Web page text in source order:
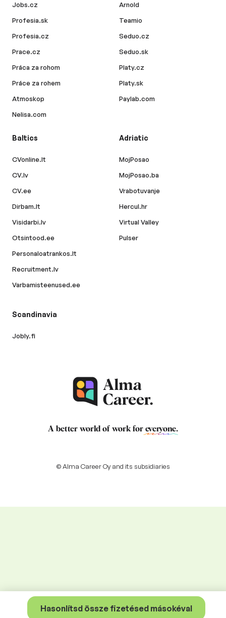
Hasonlítsd össze fizetésed másokéval
Jobs.cz
Profesia.sk
Profesia.cz
Prace.cz
Práca za rohom
Práce za rohem
Atmoskop
Nelisa.com
Arnold
Teamio
Seduo.cz
Seduo.sk
Platy.cz
Platy.sk
Paylab.com
Baltics
CVonline.lt
CV.lv
CV.ee
Dirbam.lt
Visidarbi.lv
Otsintood.ee
Personaloatrankos.lt
Recruitment.lv
Varbamisteenused.ee
Adriatic
MojPosao
MojPosao.ba
Vrabotuvanje
Hercul.hr
Virtual Valley
Pulser
Scandinavia
Jobly.fi
A better world of work for everyone.
© Alma Career Oy and its subsidiaries